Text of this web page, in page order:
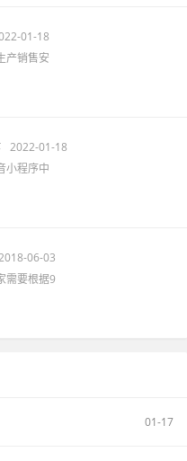
01-18
产销售安
2022-01-18
小程序中
06-03
需要根据9
01-17